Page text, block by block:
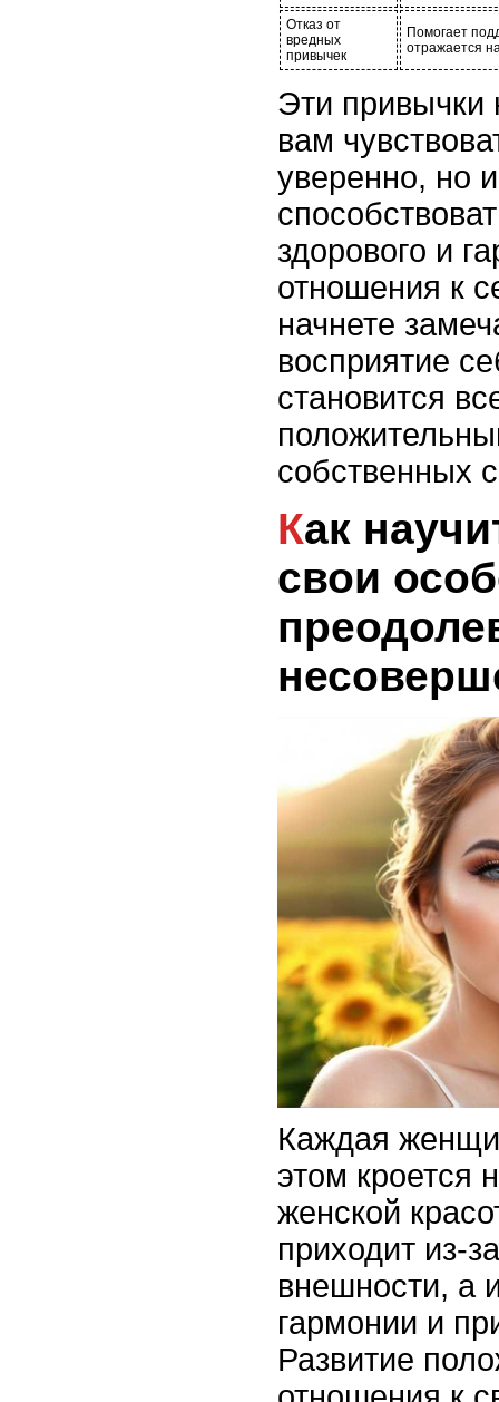
Отказ от
вредных
привычек
Помогает
отражается
Эти привычки
вам
уверенно, но
здорового и
отношения к
начнете
восприятие
становится
собственных
Как научиться любить
свои
Каждая
этом кроется
женской
приходит из-
внешности, а
гармонии и
Развитие